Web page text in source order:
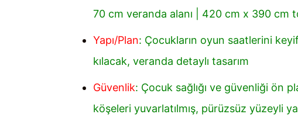
70 cm veranda alanı | 420 cm x 390 cm
Yapı/Plan: Çocukların oyun saatlerini
kılacak, veranda detaylı tasarım
Güvenlik: Çocuk sağlığı ve güvenliği ön
köşeleri yuvarlatılmış, pürüzsüz yüzeyli